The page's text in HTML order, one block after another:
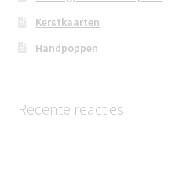
Kerstkaarten
Handpoppen
Recente reacties